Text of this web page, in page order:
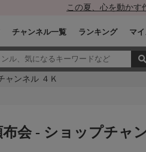
この夏、心を動かす
チャンネル一覧 ランキング マ
ャンネル ４Ｋ
会 - ショップチャ